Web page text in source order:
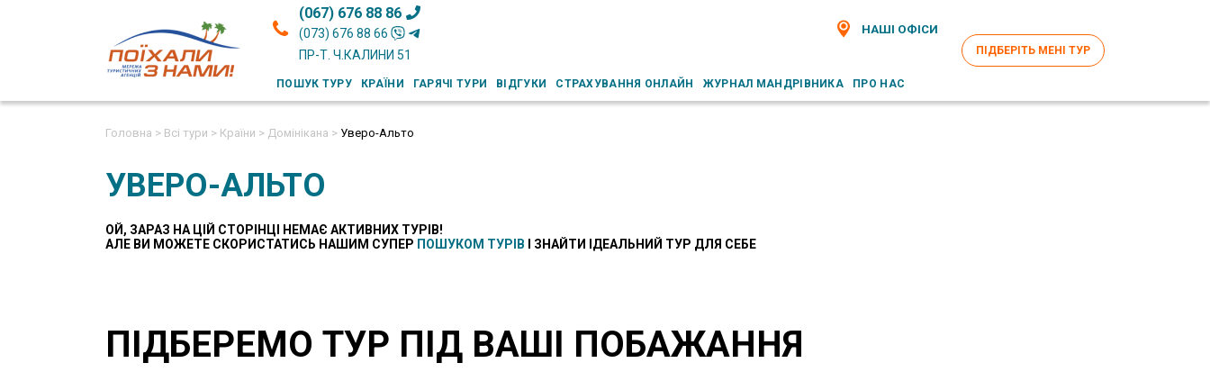
(067) 676 88 86
(073) 676 88 66
ПР-Т. Ч.КАЛИНИ 51
НАШІ ОФІСИ
ПОШУК ТУРУ КРАЇНИ ГАРЯЧІ ТУРИ ВІДГУКИ СТРАХУВАННЯ ОНЛАЙН ЖУРНАЛ МАНДРІВНИКА ПРО НАС
ПІДБЕРІТЬ МЕНІ ТУР
Головна > Всі тури > Країни > Домінікана > Уверо-Альто
УВЕРО-АЛЬТО
ОЙ, ЗАРАЗ НА ЦІЙ СТОРІНЦІ НЕМАЄ АКТИВНИХ ТУРІВ!
AЛЕ ВИ МОЖЕТЕ СКОРИСТАТИСЬ НАШИМ СУПЕР ПОШУКОМ ТУРІВ І ЗНАЙТИ ІДЕАЛЬНИЙ ТУР ДЛЯ СЕБЕ
ПІДБЕРЕМО ТУР ПІД ВАШІ ПОБАЖАННЯ